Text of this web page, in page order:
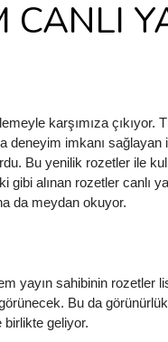
CANLI
karşımıza çıkıyor.
deneyim imkanı
Bu yenilik rozetler ile
gibi alınan rozetler canlı
da meydan okuyor.
yayın sahibinin rozetler
Bu da
birlikte geliyor.